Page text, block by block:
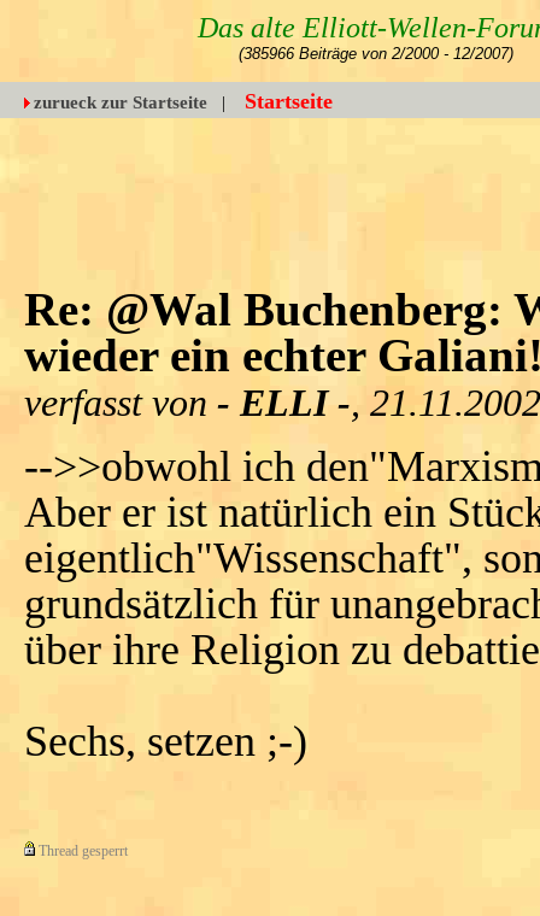
Das alte Elliott-Wellen-
(385966 Beiträge von 2/2000 - 12/2007)
zurueck zur Startseite | Startseite
Re: @Wal Buchenberg:
wieder ein echter
verfasst von - ELLI -,
-->>obwohl ich
Aber er ist natürlich ein
eigentlich"Wissenschaft",
grundsätzlich für
über ihre Religion zu
Sechs, setzen ;-)
Thread gesperrt